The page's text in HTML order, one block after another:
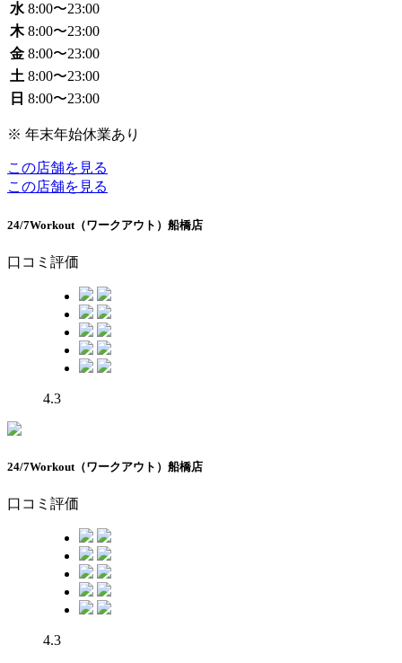
水 8:00〜23:00
木 8:00〜23:00
金 8:00〜23:00
土 8:00〜23:00
日 8:00〜23:00
※ 年末年始休業あり
この店舗を見る
この店舗を見る
24/7Workout（ワークアウト）船橋店
口コミ評価
4.3
24/7Workout（ワークアウト）船橋店
口コミ評価
4.3